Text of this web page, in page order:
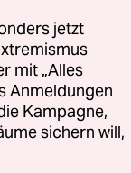
jetzt
mit „Alles
Anmeldungen
Kampagne,
sichern will,